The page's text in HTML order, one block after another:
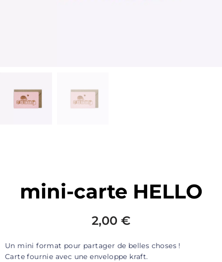
mini-carte HELLO
2,00 €
Un mini format pour partager de belles choses !
Carte fournie avec une enveloppe kraft.